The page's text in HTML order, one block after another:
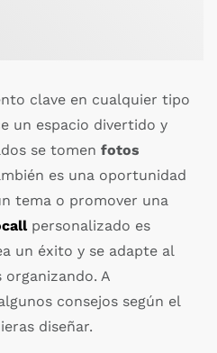
clave en cualquier tipo
un espacio divertido y
se tomen fotos
es una oportunidad
tema o promover una
personalizado es
un éxito y se adapte al
organizando. A
consejos según el
diseñar.